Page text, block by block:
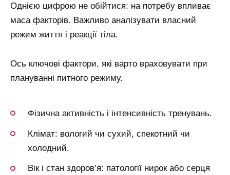
Однією цифрою не обійтися: на потребу впливає
маса факторів. Важливо аналізувати власний
режим життя і реакції тіла.
Ось ключові фактори, які варто враховувати при
плануванні питного режиму.
Фізична активність і інтенсивність тренувань.
Клімат: вологий чи сухий, спекотний чи
холодний.
Вік і стан здоров’я: патології нирок або серця